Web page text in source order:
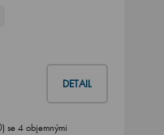
DETAIL
se 4 objemnými